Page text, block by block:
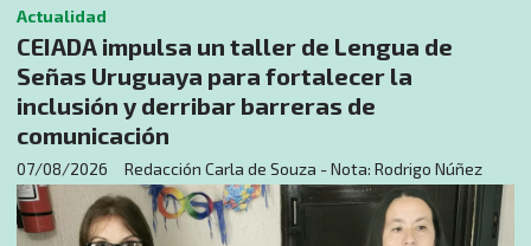
CEIADA impulsa un taller de Lengua de
Señas Uruguaya para fortalecer la
inclusión y derribar barreras de
comunicación
Redacción Carla de Souza - Nota: Rodrigo Núñez
Actualidad
07/08/2026